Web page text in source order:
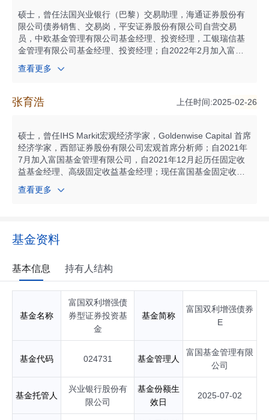
硕士，曾任法国兴业银行（巴黎）交易助理，海通证券股份有
限公司债券销售、交易岗，平安证券股份有限公司自营交易
员，中欧基金管理有限公司基金经理、投资经理，工银瑞信基
金管理有限公司基金经理、投资经理；自2022年2月加入富国
基金管理有限公司，自2022年6月起历任固定收益投资经理；
现任富国基金固定收益投资部固定收益基金经理。自2023年06
基金经理；自2023年09月起任富国双利增强债券型证券投资基
金基金经理；自2024年08月起任富国稳健双鑫债券型证券投资
金基金经理；自2025年10月起任富国稳进回报12个月持有期混
合型证券投资基金基金经理；自2025年10月起任富国稳健添荣
债券型证券投资基金基金经理；自2025年12月起任富国稳健双
景债券型证券投资基金基金经理；自2026年01月起任富国泰享
月起任富国稳健添颐债券型证券投资基金基金经理；具有基金
查看更多
张育浩 上任时间:2025-02-26
硕士，曾任IHS Markit宏观经济学家，Goldenwise Capital 首席
经济学家，西部证券股份有限公司宏观首席分析师；自2021年
7月加入富国基金管理有限公司，自2021年12月起历任固定收
益基金经理、高级固定收益基金经理；现任富国基金固定收益
投资部研究总监兼高级固定收益基金经理。自2021年12月起任
富国悦享回报12个月持有期混合型证券投资基金基金经理；自2
金经理；自2025年11月起任富国稳健添利债券型证券投资基金
基金经理；自2025年11月起任富国兴享回报6个月持有期混合
券型证券投资基金基金经理；具有基金从业资格。
查看更多
基金资料
基本信息 持有人结构
基金名称
富国双利增强债
券型证券投资基
金
基金简称
富国双利增强债券
E
基金代码 024731 基金管理人
富国基金管理有限
公司
基金托管人
兴业银行股份有
限公司
基金份额生
效日
2025-07-02